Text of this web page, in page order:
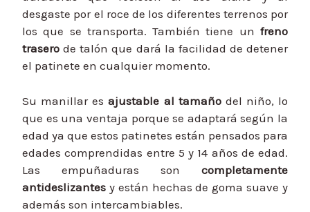
desgaste por el roce de los diferentes terrenos por
los que se transporta. También tiene un freno
trasero de talón que dará la facilidad de detener
el patinete en cualquier momento.
Su manillar esajustable al tamaño del niño, lo
que es una ventaja porque se adaptará según la
edad ya que estos patinetes están pensados para
edades comprendidas entre 5 y 14 años de edad.
Las empuñaduras son completamente
antideslizantes y están hechas de goma suave y
además son intercambiables.